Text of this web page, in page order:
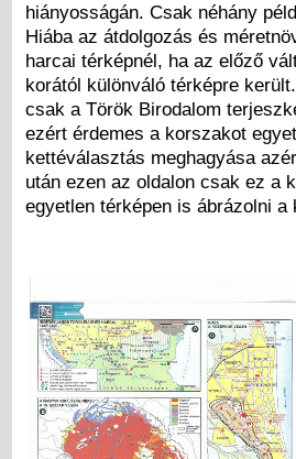
hiányosságán. Csak néhány
Hiába az átdolgozás és
harcai térképnél, ha az előző
korától különváló térképre
csak a Török Birodalom
ezért érdemes a korszakot
kettéválasztás meghagyása
után ezen az oldalon csak ez a
egyetlen térképen is ábrázolni a